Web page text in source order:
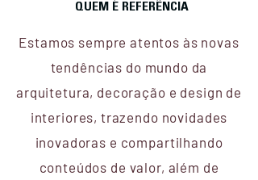
QUEM É REFERÊNCIA
Estamos sempre atentos às novas
tendências do mundo da
arquitetura, decoração e design de
interiores, trazendo novidades
inovadoras e compartilhando
conteúdos de valor, além de